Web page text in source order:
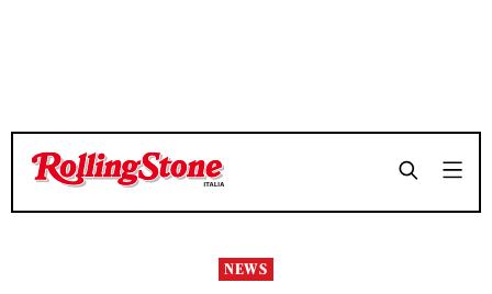
TEMPO DI LETTURA 2 MINUTI SHARE
TEMPO DI LETTURA 2 MINUTI SHARE
NEWS